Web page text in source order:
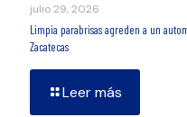
julio 29, 2026
Limpia parabrisas agreden a un
Zacatecas
Leer más